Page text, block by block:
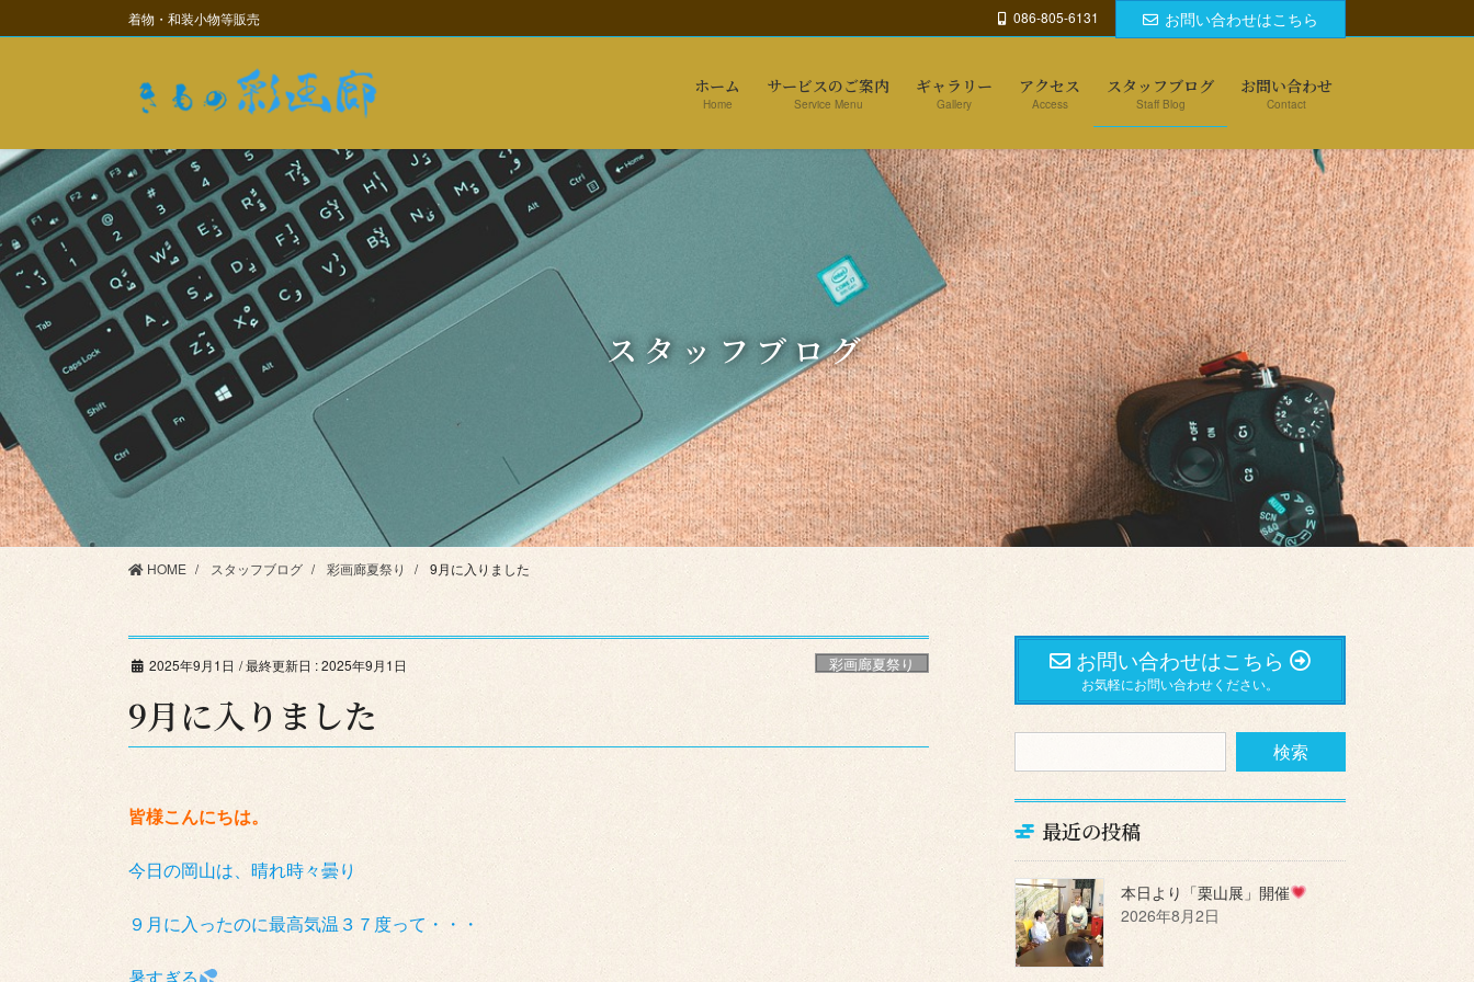
ン
に
移
ビ
ョ
ン
移
動
着物・和装小物等販売 086-805-6131 お問い合わせはこちら
ホーム
Home
サービスのご案内
Service Menu
ギャラリー
Gallery
アクセス
Access
スタッフブログ
Staff Blog
お問い合わせ
Contact
スタッフブログ
HOME スタッフブログ 彩画廊夏祭り 9月に入りました
2025年9月1日 / 最終更新日 :2025年9月1日 彩画廊夏祭り
9月に入りました
皆様こんにちは。
今日の岡山は、晴れ時々曇り
９月に入ったのに最高気温３７度って・・・
お問い合わせはこちら
お気軽にお問い合わせください。
最近の投稿
本日より「栗山展」開催
2026年8月2日